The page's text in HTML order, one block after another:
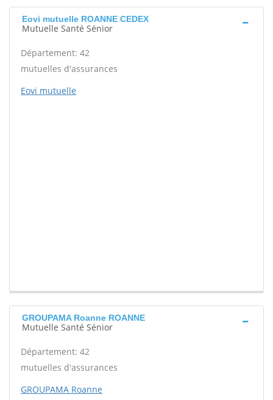
Eovi mutuelle ROANNE CEDEX
Mutuelle Santé Sénior
Département: 42
mutuelles d'assurances
Eovi mutuelle
GROUPAMA Roanne ROANNE
Mutuelle Santé Sénior
Département: 42
mutuelles d'assurances
GROUPAMA Roanne